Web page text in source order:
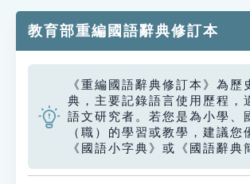
單字索引
生命大百科索引
遊戲專區
教學應用
教育部重編國語辭典修訂本
《重編國語辭典修訂本》為歷
典，主要記錄語言使用歷程，
語文研究者。若您是為小學、
（職）的學習或教學，建議您
《國語小字典》或《國語辭典